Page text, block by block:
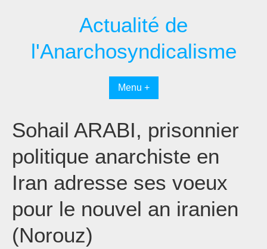
Actualité de
l'Anarchosyndicalisme
Menu +
Sohail ARABI, prisonnier
politique anarchiste en
Iran adresse ses voeux
pour le nouvel an iranien
(Norouz)